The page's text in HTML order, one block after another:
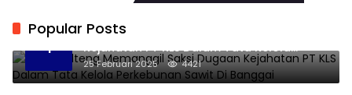
Popular Posts
1
Kejati Sulteng Memanggil Saksi Dugaan
Kejahatan PT KLS Dalam Tata Kelola
Perkebunan Sawit Di Banggai
25 Februari 2025 4421